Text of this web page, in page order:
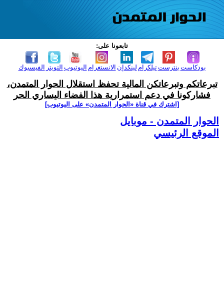
تابعونا على:
الفيسبوك التويتر اليوتيوب الانستغرام لينكدإن تيلكرامبنترست بودكاست
تبرعاتكم وتبرعاتكن المالية تحفظ استقلال الحوار المتمدن،
فشاركونا في دعم استمرارية هذا الفضاء اليساري الحر
[اشترك في قناة ‫«الحوار المتمدن» على اليوتيوب]
الحوار المتمدن - موبايل
الموقع الرئيسي